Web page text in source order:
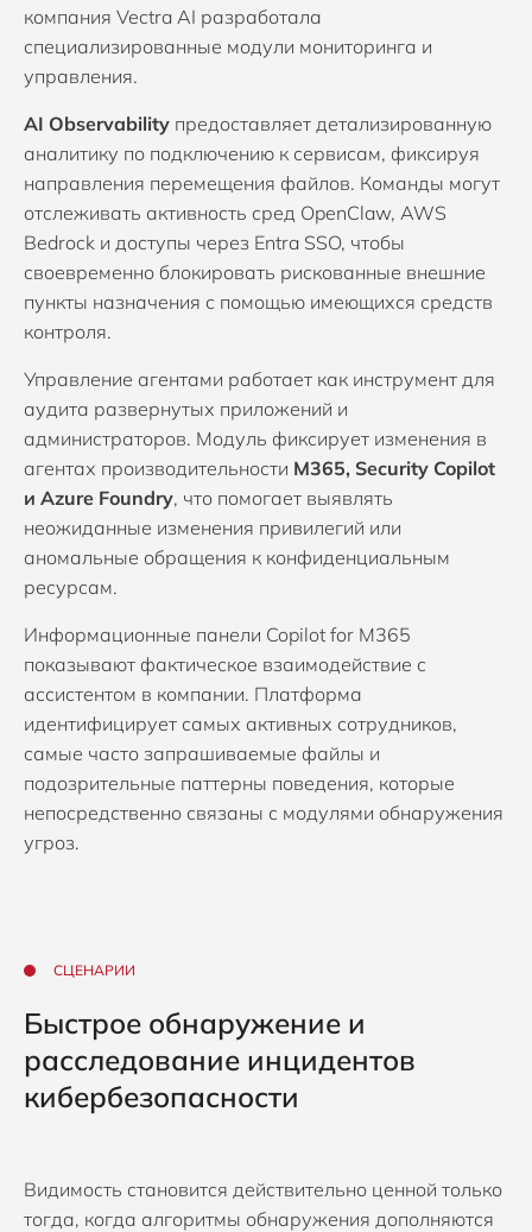
компания Vectra AI разработала
специализированные модули мониторинга и
управления.
AI Observability предоставляет детализированную
аналитику по подключению к сервисам, фиксируя
направления перемещения файлов. Команды могут
отслеживать активность сред OpenClaw, AWS
Bedrock и доступы через Entra SSO, чтобы
своевременно блокировать рискованные внешние
пункты назначения с помощью имеющихся средств
контроля.
Управление агентами работает как инструмент для
аудита развернутых приложений и
администраторов. Модуль фиксирует изменения в
агентах производительности M365, Security Copilot
и Azure Foundry, что помогает выявлять
неожиданные изменения привилегий или
аномальные обращения к конфиденциальным
ресурсам.
Информационные панели Copilot for M365
показывают фактическое взаимодействие с
ассистентом в компании. Платформа
идентифицирует самых активных сотрудников,
самые часто запрашиваемые файлы и
подозрительные паттерны поведения, которые
непосредственно связаны с модулями обнаружения
угроз.
СЦЕНАРИИ
Быстрое обнаружение и
расследование инцидентов
кибербезопасности
Видимость становится действительно ценной только
тогда, когда алгоритмы обнаружения дополняются